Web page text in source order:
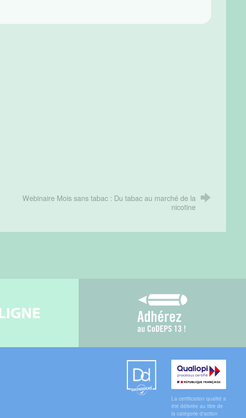
Webinaire Mois sans tabac : Du tabac au marché de la
nicotine
Qualiopi
La certification qualité a
été délivrée au titre de
la catégorie d'action